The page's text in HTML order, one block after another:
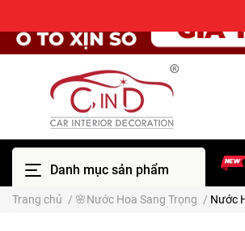
Danh mục sản phẩm
Trang chủ / 🌸Nước Hoa Sang Trọng / Nước